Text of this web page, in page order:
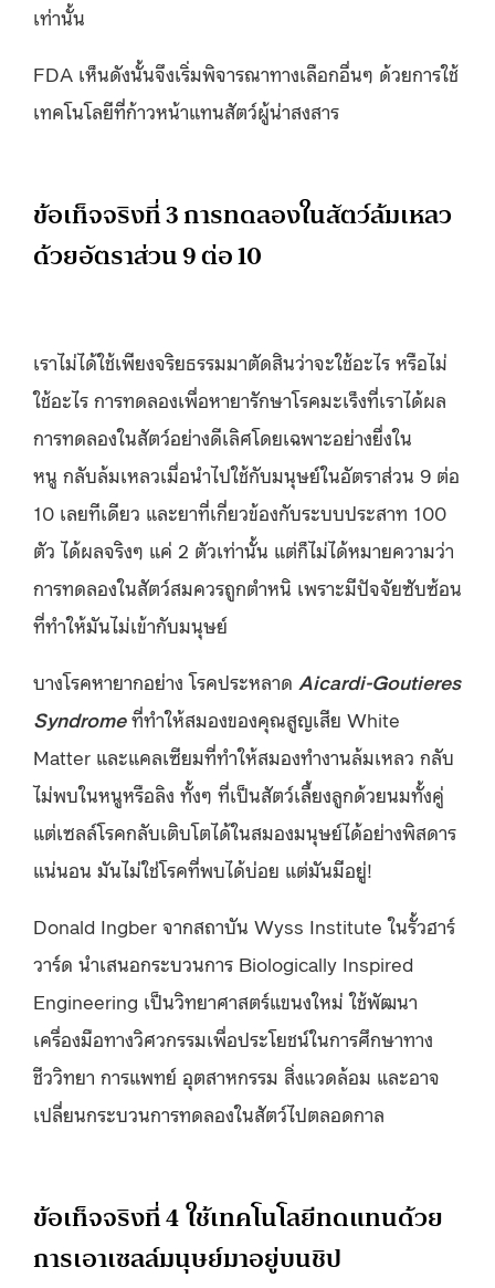
เท่านั้น
FDA เห็นดังนั้นจึงเริ่มพิจารณาทางเลือกอื่นๆ ด้วยการใช้
เทคโนโลยีที่ก้าวหน้าแทนสัตว์ผู้น่าสงสาร
ข้อเท็จจริงที่ 3 การทดลองในสัตว์ล้มเหลว
ด้วยอัตราส่วน 9 ต่อ 10
เราไม่ได้ใช้เพียงจริยธรรมมาตัดสินว่าจะใช้อะไร หรือไม่
ใช้อะไร การทดลองเพื่อหายารักษาโรคมะเร็งที่เราได้ผล
การทดลองในสัตว์อย่างดีเลิศโดยเฉพาะอย่างยื่งใน
หนู กลับล้มเหลวเมื่อนำไปใช้กับมนุษย์ในอัตราส่วน 9 ต่อ
10 เลยทีเดียว และยาที่เกี่ยวข้องกับระบบประสาท 100
ตัว ได้ผลจริงๆ แค่ 2 ตัวเท่านั้น แต่ก็ไม่ได้หมายความว่า
การทดลองในสัตว์สมควรถูกตำหนิ เพราะมีปัจจัยซับซ้อน
ที่ทำให้มันไม่เข้ากับมนุษย์
บางโรคหายากอย่าง โรคประหลาด Aicardi-Goutieres
Syndromeที่ทำให้สมองของคุณสูญเสีย White
Matter และแคลเซียมที่ทำให้สมองทำงานล้มเหลว กลับ
ไม่พบในหนูหรือลิง ทั้งๆ ที่เป็นสัตว์เลี้ยงลูกด้วยนมทั้งคู่
แต่เซลล์โรคกลับเติบโตได้ในสมองมนุษย์ได้อย่างพิสดาร
แน่นอน มันไม่ใช่โรคที่พบได้บ่อย แต่มันมีอยู่!
Donald Ingber จากสถาบัน Wyss Institute ในรั้วฮาร์
วาร์ด นำเสนอกระบวนการ Biologically Inspired
Engineering เป็นวิทยาศาสตร์แขนงใหม่ ใช้พัฒนา
เครื่องมือทางวิศวกรรมเพื่อประโยชน์ในการศึกษาทาง
ชีววิทยา การแพทย์ อุตสาหกรรม สิ่งแวดล้อม และอาจ
เปลี่ยนกระบวนการทดลองในสัตว์ไปตลอดกาล
ข้อเท็จจริงที่ 4 ใช้เทคโนโลยีทดแทนด้วย
การเอาเซลล์มนุษย์มาอยู่บนชิป